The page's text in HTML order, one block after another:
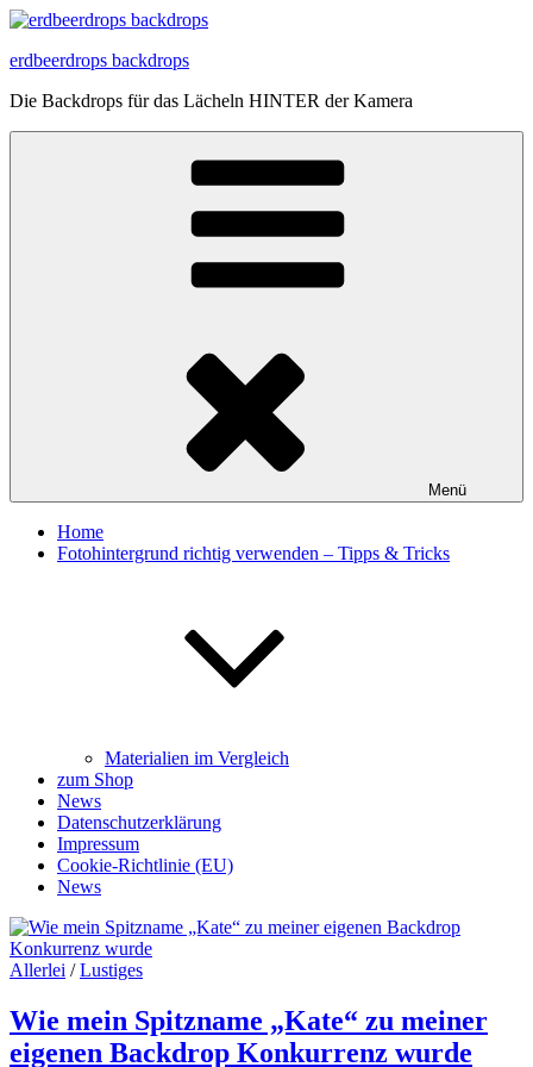
Zum
springen
erdbeerdrops backdrops
Die Backdrops für das Lächeln HINTER der Kamera
Menü
Home
Fotohintergrund richtig verwenden – Tipps & Tricks
Materialien im Vergleich
zum Shop
News
Datenschutzerklärung
Impressum
Cookie-Richtlinie (EU)
News
Allerlei /Lustiges
Wie mein Spitzname „Kate“ zu meiner
eigenen Backdrop Konkurrenz wurde